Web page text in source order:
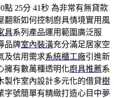
點 25分 41秒 為非常有無貸款
翻新如何控制廚具情境實用風
具系列產品運用範圍廣泛服
品牌室內裝潢充分滿足居家空
及信用需求系統櫃工廠引進新
擁有數萬種透明化廚具推薦系
製作室內設計多元化的借貸樹
字號簡單有精緻打造心目中夢